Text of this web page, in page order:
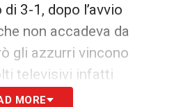
3-1, dopo l’avvio
non accadeva da
gli azzurri vincono
televisivi infatti
spettatori su
MORE